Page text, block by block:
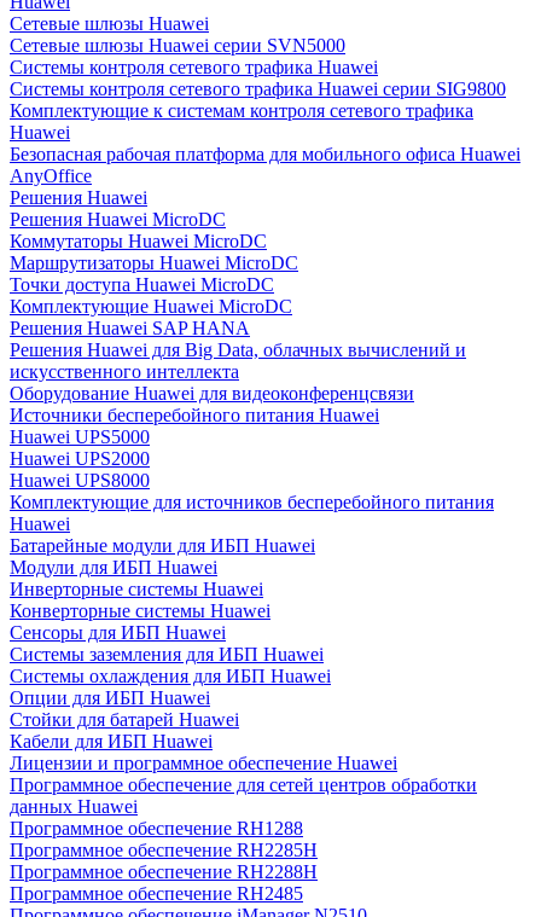
Сетевые шлюзы Huawei
Сетевые шлюзы Huawei серии SVN5000
Системы контроля сетевого трафика Huawei
Системы контроля сетевого трафика Huawei серии SIG9800
Комплектующие к системам контроля сетевого трафика
Huawei
Безопасная рабочая платформа для мобильного офиса Huawei
AnyOffice
Решения Huawei
Решения Huawei MicroDC
Коммутаторы Huawei MicroDC
Маршрутизаторы Huawei MicroDC
Точки доступа Huawei MicroDC
Комплектующие Huawei MicroDC
Решения Huawei SAP HANA
Решения Huawei для Big Data, облачных вычислений и
искусственного интеллекта
Оборудование Huawei для видеоконференцсвязи
Источники бесперебойного питания Huawei
Huawei UPS5000
Huawei UPS2000
Huawei UPS8000
Комплектующие для источников бесперебойного питания
Huawei
Батарейные модули для ИБП Huawei
Модули для ИБП Huawei
Инверторные системы Huawei
Конверторные системы Huawei
Сенсоры для ИБП Huawei
Системы заземления для ИБП Huawei
Системы охлаждения для ИБП Huawei
Опции для ИБП Huawei
Стойки для батарей Huawei
Кабели для ИБП Huawei
Лицензии и программное обеспечение Huawei
Программное обеспечение для сетей центров обработки
данных Huawei
Программное обеспечение RH1288
Программное обеспечение RH2285H
Программное обеспечение RH2288H
Программное обеспечение RH2485